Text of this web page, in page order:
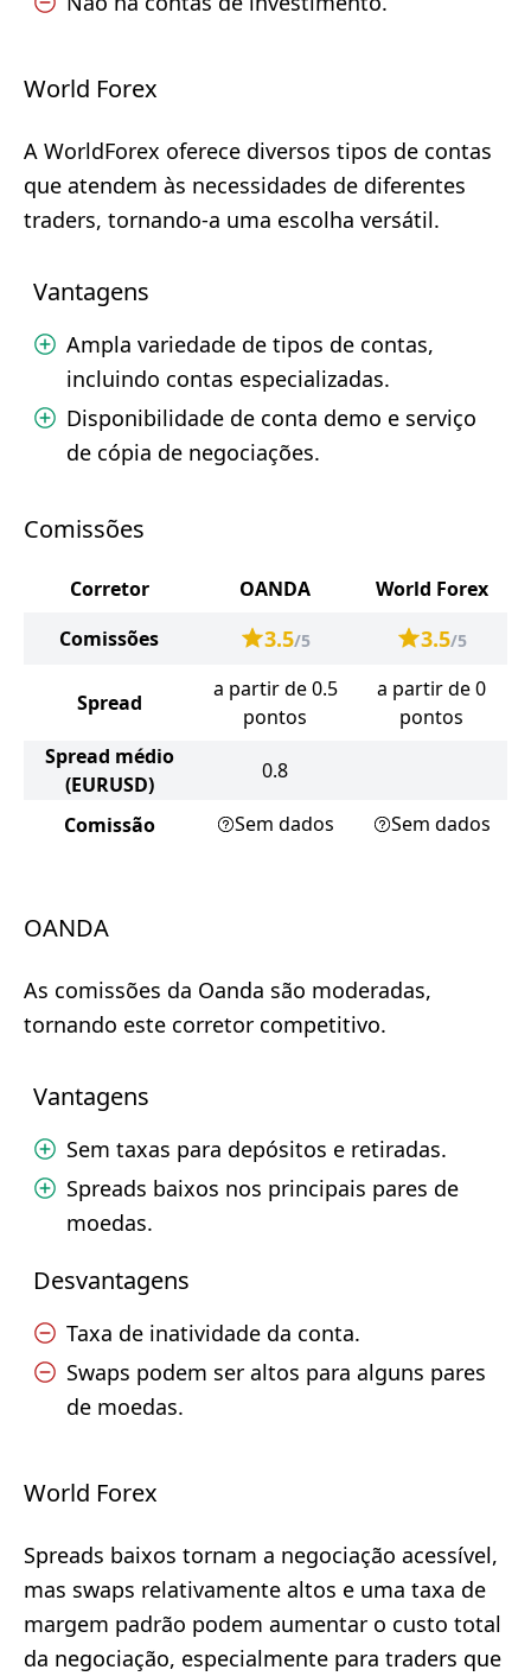
World Forex
A WorldForex oferece diversos tipos de contas
que atendem às necessidades de diferentes
traders, tornando-a uma escolha versátil.
Vantagens
Ampla variedade de tipos de contas,
incluindo contas especializadas.
Disponibilidade de conta demo e serviço
de cópia de negociações.
Comissões
Corretor OANDA
World Forex
Comissões
3.5/5 3.5/5
Spread
a partir de 0.5
pontos
a partir de 0
pontos
Spread médio
(EURUSD)
0.8
Comissão Sem dados Sem dados
OANDA
As comissões da Oanda são moderadas,
tornando este corretor competitivo.
Vantagens
Sem taxas para depósitos e retiradas.
Spreads baixos nos principais pares de
moedas.
Desvantagens
Taxa de inatividade da conta.
Swaps podem ser altos para alguns pares
de moedas.
World Forex
Spreads baixos tornam a negociação acessível,
mas swaps relativamente altos e uma taxa de
margem padrão podem aumentar o custo total
da negociação, especialmente para traders que